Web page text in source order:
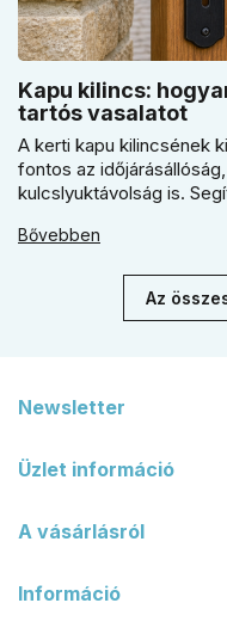
Kapu kilincs:
tartós vasalatot
A kerti kapu kilincsének
fontos az
kulcslyuktávolság is.
kilincs + gomb megoldást
Bővebben
Az
Newsletter
Üzlet információ
A vásárlásról
Információ